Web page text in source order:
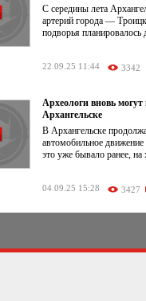
С середины лета
артерий города —
подворья планировалось
22.09.25 11:44 3342
Археологи вновь
Архангельске
В Архангельске
автомобильное
это уже бывало ранее, на
04.09.25 15:28 3427